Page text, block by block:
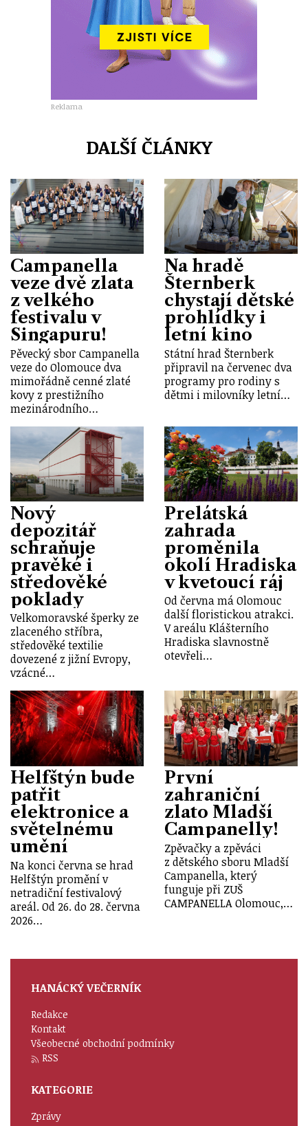
Reklama
DALŠÍ ČLÁNKY
Campanella
veze dvě zlata
z velkého
festivalu v
Singapuru!
Pěvecký sbor Campanella
veze do Olomouce dva
mimořádně cenné zlaté
kovy z prestižního
mezinárodního…
Na hradě
Šternberk
chystají dětské
prohlídky i
letní kino
Státní hrad Šternberk
připravil na červenec dva
programy pro rodiny s
dětmi i milovníky letní…
Nový
depozitář
schraňuje
pravěké i
středověké
poklady
Velkomoravské šperky ze
zlaceného stříbra,
středověké textilie
dovezené z jižní Evropy,
vzácné…
Prelátská
zahrada
proměnila
okolí Hradiska
v kvetoucí ráj
Od června má Olomouc
další floristickou atrakci.
V areálu Klášterního
Hradiska slavnostně
otevřeli…
Helfštýn bude
patřit
elektronice a
světelnému
umění
Na konci června se hrad
Helfštýn promění v
netradiční festivalový
areál. Od 26. do 28. června
2026…
První
zahraniční
zlato Mladší
Campanelly!
Zpěvačky a zpěváci
z dětského sboru Mladší
Campanella, který
funguje při ZUŠ
CAMPANELLA Olomouc,…
HANÁCKÝ VEČERNÍK
Redakce
Kontakt
Všeobecné obchodní podmínky
RSS
KATEGORIE
Zprávy